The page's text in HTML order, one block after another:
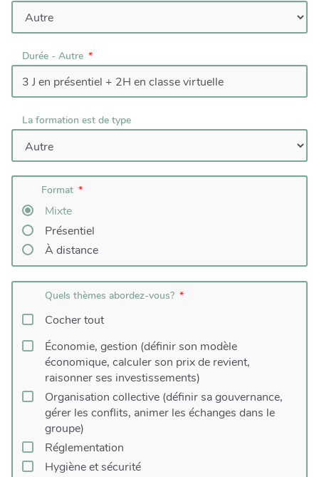
Durée - Autre
La formation est de type
Format
Mixte
Présentiel
À distance
Quels thèmes abordez-vous?
Cocher tout
Économie, gestion (définir son modèle
économique, calculer son prix de revient,
raisonner ses investissements)
Organisation collective (définir sa gouvernance,
gérer les conflits, animer les échanges dans le
groupe)
Réglementation
Hygiène et sécurité